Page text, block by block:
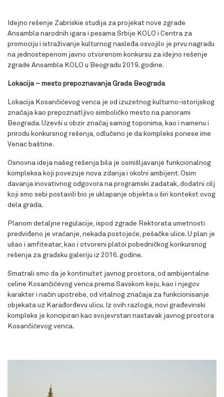
Idejno rešenje Zabriskie studija za projekat nove zgrade
Ansambla narodnih igara i pesama Srbije KOLO i Centra za
promociju i istraživanje kulturnog nasleđa osvojilo je prvu nagradu
na jednostepenom javno otvorenom konkursu za idejno rešenje
zgrade Ansambla KOLO u Beogradu 2019. godine.
Lokacija – mesto prepoznavanja Grada Beograda
Lokacija Kosančićevog venca je od izuzetnog kulturno-istorijskog
značaja kao prepoznatljivo simboličko mesto na panorami
Beograda. Uzevši u obzir značaj samog toponima, kao i namenu i
prirodu konkursnog rešenja, odlučeno je da kompleks ponese ime
Venac baštine.
Osnovna ideja našeg rešenja bila je osmišljavanje funkcionalnog
kompleksa koji povezuje nova zdanja i okolni ambijent. Osim
davanja inovativnog odgovora na programski zadatak, dodatni cilj
koji smo sebi postavili bio je uklapanje objekta u širi kontekst ovog
dela grada.
Planom detaljne regulacije, ispod zgrade Rektorata umetnosti
predviđeno je vraćanje, nekada postojeće, pešačke ulice. U plan je
ušao i amfiteatar, kao i otvoreni platoi pobedničkog konkursnog
rešenja za gradsku galeriju iz 2016. godine.
Smatrali smo da je kontinuitet javnog prostora, od ambijentalne
celine Kosančićevog venca prema Savskom keju, kao i njegov
karakter i način upotrebe, od vitalnog značaja za funkcionisanje
objekata uz Karađorđevu ulicu. Iz ovih razloga, novi građevinski
kompleks je koncipiran kao svojevrstan nastavak javnog prostora
Kosančićevog venca.